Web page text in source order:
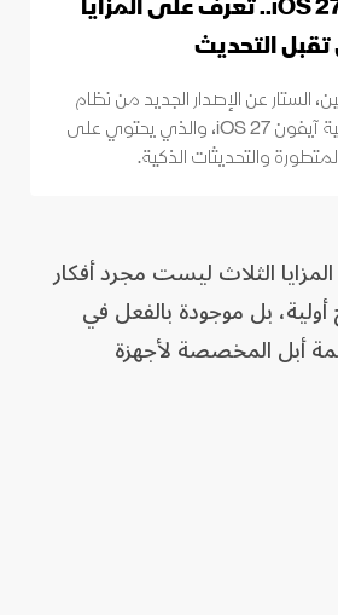
التحديث
الستار عن الإصدار الجديد من نظام
تشغيل هواتفها الذكية آيفون iOS 27، والذي يحتوي على
والتحديثات الذكية.
الثلاث ليست مجرد أفكار
أولية، بل موجودة بالفعل في
أبل المخصصة لأجهزة